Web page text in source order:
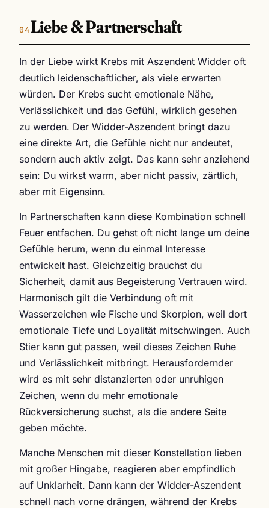
Liebe & Partnerschaft
In der Liebe wirkt Krebs mit Aszendent Widder oft
deutlich leidenschaftlicher, als viele erwarten
würden. Der Krebs sucht emotionale Nähe,
Verlässlichkeit und das Gefühl, wirklich gesehen
zu werden. Der Widder-Aszendent bringt dazu
eine direkte Art, die Gefühle nicht nur andeutet,
sondern auch aktiv zeigt. Das kann sehr anziehend
sein: Du wirkst warm, aber nicht passiv, zärtlich,
aber mit Eigensinn.
In Partnerschaften kann diese Kombination schnell
Feuer entfachen. Du gehst oft nicht lange um deine
Gefühle herum, wenn du einmal Interesse
entwickelt hast. Gleichzeitig brauchst du
Sicherheit, damit aus Begeisterung Vertrauen wird.
Harmonisch gilt die Verbindung oft mit
Wasserzeichen wie Fische und Skorpion, weil dort
emotionale Tiefe und Loyalität mitschwingen. Auch
Stier kann gut passen, weil dieses Zeichen Ruhe
und Verlässlichkeit mitbringt. Herausfordernder
wird es mit sehr distanzierten oder unruhigen
Zeichen, wenn du mehr emotionale
Rückversicherung suchst, als die andere Seite
geben möchte.
Manche Menschen mit dieser Konstellation lieben
mit großer Hingabe, reagieren aber empfindlich
auf Unklarheit. Dann kann der Widder-Aszendent
schnell nach vorne drängen, während der Krebs